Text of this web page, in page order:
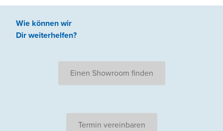
Wie können wir
Dir weiterhelfen?
Einen Showroom finden
Termin vereinbaren